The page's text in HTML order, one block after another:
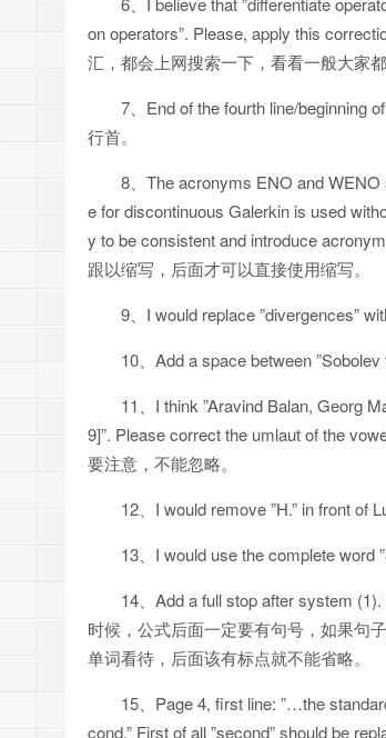
on operators”. Please, apply this
汇，都会上网搜索一下，看看一般大家都
7、End of the fourth line/beginning
行首。
8、The acronyms ENO and
e for discontinuous Galerkin is used
y to be consistent and introduce
跟以缩写，后面才可以直接使用缩写。
9、I would replace ”divergences”
10、Add a space between
11、I think ”Aravind Balan, Georg
9]”. Please correct the umlaut of the
要注意，不能忽略。
12、I would remove ”H.” in front of
13、I would use the complete word
14、Add a full stop after system
时候，公式后面一定要有句号，如果句
单词看待，后面该有标点就不能省略。
15、Page 4, first line: ”…the
cond.” First of all ”second” should be